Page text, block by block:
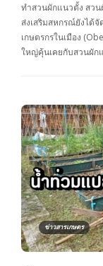
ทำสวนผักแนวตั้ง สว
ส่งเสริมสหกรณ์ยังได้
เกษตรกรในเมือง
ใหญ่คุ้นเคยกับสวนผัก
ข่าวสารเกษตร